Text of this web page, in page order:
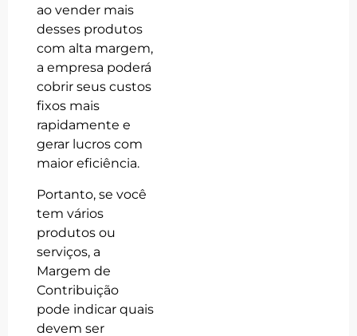
ao vender mais
desses produtos
com alta margem,
a empresa poderá
cobrir seus custos
fixos mais
rapidamente e
gerar lucros com
maior eficiência.
Portanto, se você
tem vários
produtos ou
serviços, a
Margem de
Contribuição
pode indicar quais
devem ser